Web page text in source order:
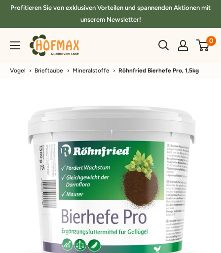
DirektProfitieren Sie von exklusiven Vorteilen und spannenden Aktionen mit
unserem Newsletter!
hofmax.de 0
Vogel › Brieftaube › Mineralstoffe › Röhnfried Bierhefe Pro, 1,5kg